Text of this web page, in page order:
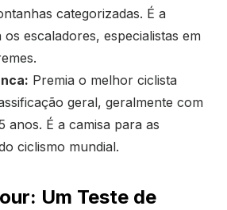
categorizadas. É a
os escaladores, especialistas em
Premia o melhor ciclista
geral, geralmente com
anos. É a camisa para as
ciclismo mundial.
Um Teste de